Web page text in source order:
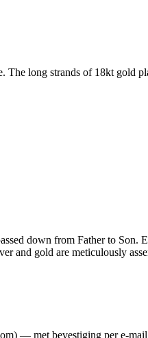
The long strands of 18kt gold
down from Father to Son.
and gold are meticulously
— met bevestiging per e-